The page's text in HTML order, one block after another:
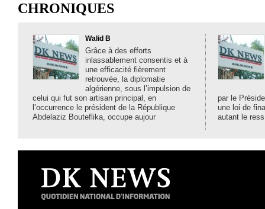
CHRONIQUES
Walid B
Grâce à des efforts
inlassablement consentis et à
une efficacité fièrement
retrouvée, la diplomatie
algérienne, sous l’impulsion de
celui qui fut son artisan principal, en
l’occurrence le président de la République
Abdelaziz Bouteflika, occupe aujour
par le
une loi de
autant le ress